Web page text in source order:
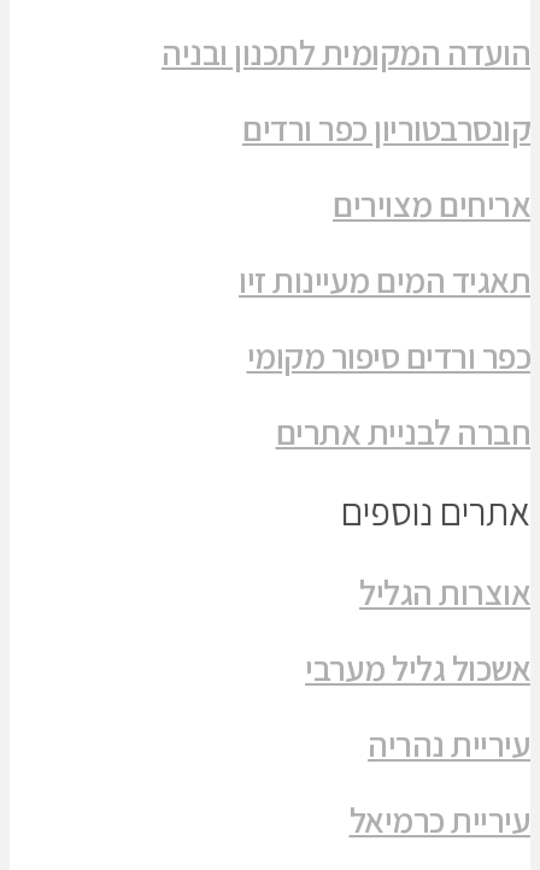
הועדה המקומית לתכנון ובניה
קונסרבטוריון כפר ורדים
אריחים מצוירים
תאגיד המים מעיינות זיו
כפר ורדים סיפור מקומי
חברה לבניית אתרים
אתרים נוספים
אוצרות הגליל
אשכול גליל מערבי
עיריית נהריה
עיריית כרמיאל